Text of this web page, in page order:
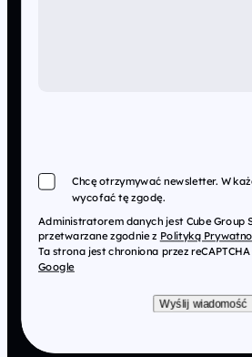
Chcę otrzymywać newsletter. W
wycofać tę zgodę.
Administratorem danych jest Cube Group
przetwarzane zgodnie z Polityką
Ta strona jest chroniona przez reCAPTCHA
Google
Wyślij wiadomość